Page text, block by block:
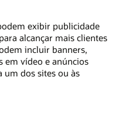
exibir publicidade
alcançar mais clientes
incluir banners,
em vídeo e anúncios
dos sites ou às